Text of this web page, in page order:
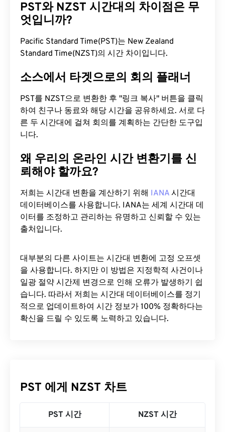
PST와 NZST 시간대의 차이점은 무
엇입니까?
Pacific Standard Time(PST)는 New Zealand
Standard Time(NZST)의 시간 차이입니다.
소스에서 타겟으로의 회의 플래너
PST를 NZST으로 변환한 후 "링크 복사" 버튼을 클릭
하여 친구나 동료와 해당 시간을 공유하세요. 서로 다
른 두 시간대에 걸쳐 회의를 계획하는 간단한 도구입
니다.
왜 우리의 온라인 시간 변환기를 신
뢰해야 할까요?
저희는 시간대 변환을 계산하기 위해 IANA 시간대
데이터베이스를 사용합니다. IANA는 세계 시간대 데
이터를 조정하고 관리하는 유명하고 신뢰할 수 있는
출처입니다.
대부분의 다른 사이트는 시간대 변환에 ​​고정 오프셋
을 사용합니다. 하지만 이 방법은 지정학적 사건이나
일광 절약 시간제 변경으로 인해 오류가 발생하기 쉽
습니다. 따라서 저희는 시간대 데이터베이스를 정기
적으로 업데이트하여 시간 정보가 100% 정확하다는
확신을 드릴 수 있도록 노력하고 있습니다.
PST 에게 NZST 차트
PST 시간 NZST 시간